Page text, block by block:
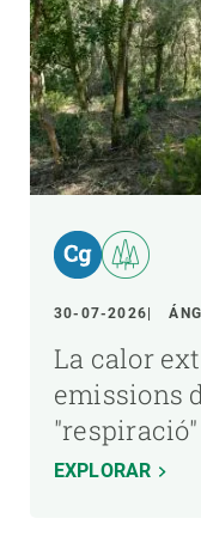
30-07-2026
La calor
emissions
EXPLORAR